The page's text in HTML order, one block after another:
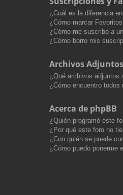
¿Cuál es la diferencia
¿Cómo marcar
¿Cómo me suscribo a
¿Cómo borro mis
Archivos Adjuntos
¿Qué archivos adjuntos
¿Cómo encuentro
Acerca de phpBB
¿Quién programó este
¿Por qué este foro no
¿Con quién se puede
¿Cómo puedo ponerme